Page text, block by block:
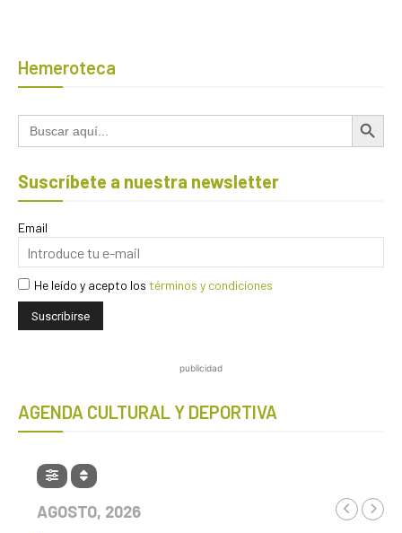
Hemeroteca
Buscar: Botón de
Suscríbete a nuestra newsletter
Email
He leído y acepto los términos y condiciones
publicidad
AGENDA CULTURAL Y DEPORTIVA
AGOSTO, 2026